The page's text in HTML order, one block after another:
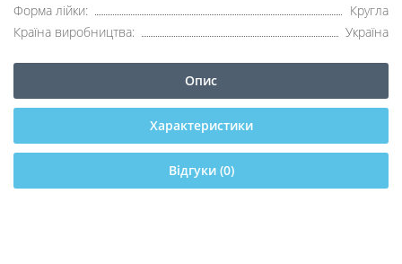
Форма лійки:
Кругла
Країна виробництва:
Україна
Опис
Характеристики
Відгуки (0)